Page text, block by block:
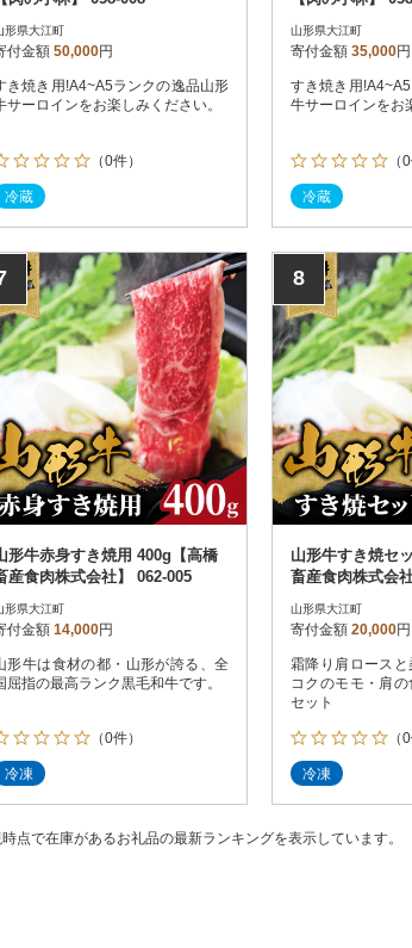
形県大江町
付金額 50,000円
き焼き用!A4~A5ランクの逸品山形
サーロインをお楽しみください。
（0件）
冷蔵
山形県大江町
寄付金額 35,000円
すき焼き用
牛サーロインをお
（
冷蔵
形牛赤身すき焼用 400g【高橋
産食肉株式会社】 062-005
形県大江町
付金額 14,000円
形牛は食材の都・山形が誇る、全
屈指の最高ランク黒毛和牛です。
（0件）
冷凍
8
山形牛すき焼セ
畜産食肉株式会
山形県大江町
寄付金額 20,000円
霜降り肩ロース
コクのモモ・肩
セット
（
冷凍
点で在庫があるお礼品の最新ランキングを表示しています。